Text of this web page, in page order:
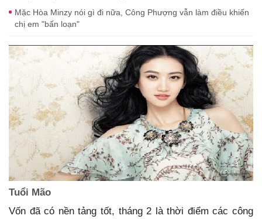
Mặc Hòa Minzy nói gì đi nữa, Công Phượng vẫn làm điều khiến
chị em "bấn loạn"
Tuổi Mão
Vốn đã có nền tảng tốt, tháng 2 là thời điểm các công